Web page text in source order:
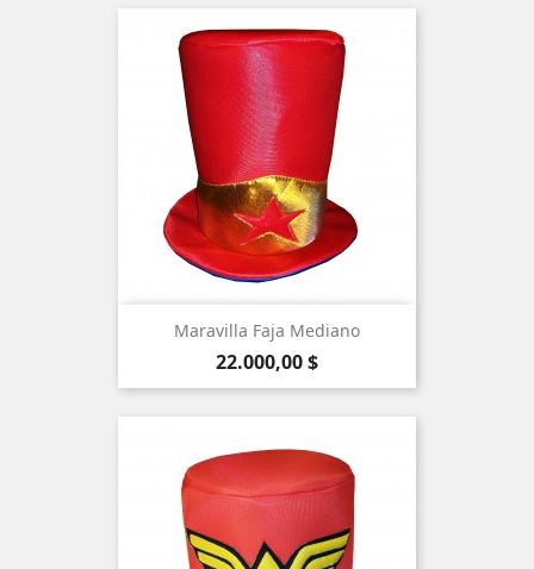
Maravilla Faja Mediano
Precio
22.000,00 $